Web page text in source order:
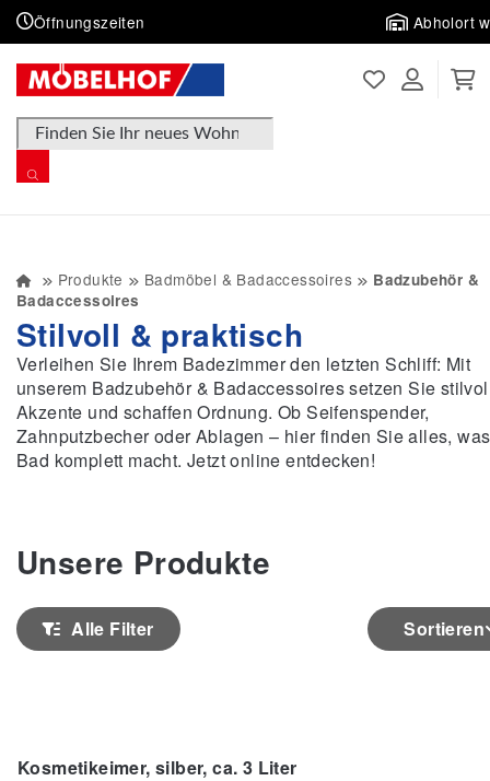
Öffnungszeiten Abholort
Products search
Produkte Badmöbel & Badaccessoires
Badzubehör &
Badaccessoires
Stilvoll & praktisch
Verleihen Sie Ihrem Badezimmer den letzten Schliff: Mit
unserem Badzubehör & Badaccessoires setzen Sie
Akzente und schaffen Ordnung. Ob Seifenspender,
Zahnputzbecher oder Ablagen – hier finden Sie alles,
Bad komplett macht. Jetzt online entdecken!
Unsere Produkte
Alle Filter Sortieren
Kosmetikeimer, silber, ca. 3 Liter